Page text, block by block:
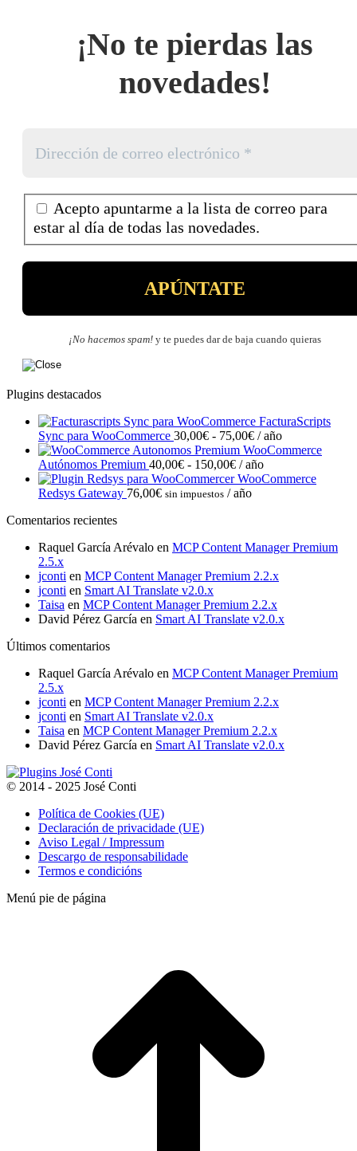
¡No te pierdas las
novedades!
Acepto apuntarme a la lista de correo para
estar al día de todas las novedades.
¡No hacemos spam!y te puedes dar de baja cuando quieras
Plugins destacados
FacturaScripts
Sync para WooCommerce 30,00€ - 75,00€Rango
de
precios:
desde
/ año
WooCommerce
Autónomos Premium 40,00€ - 150,00€Rango
de
precios:
150,00€
/ año
WooCommerce
Redsys Gateway 76,00€ sin impuestos / año
Comentarios recientes
Raquel García Arévalo en MCP Content Manager Premium
2.5.x
jconti en MCP Content Manager Premium 2.2.x
jconti en Smart AI Translate v2.0.x
Taisa en MCP Content Manager Premium 2.2.x
David Pérez García en Smart AI Translate v2.0.x
Últimos comentarios
Raquel García Arévalo en MCP Content Manager Premium
2.5.x
jconti en MCP Content Manager Premium 2.2.x
jconti en Smart AI Translate v2.0.x
Taisa en MCP Content Manager Premium 2.2.x
David Pérez García en Smart AI Translate v2.0.x
© 2014 - 2025 José Conti
Política de Cookies (UE)
Declaración de privacidade (UE)
Aviso Legal / Impressum
Descargo de responsabilidade
Termos e condicións
Menú pie de página